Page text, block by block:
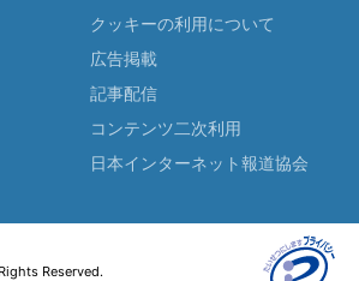
クッキーの利用について
広告掲載
記事配信
コンテンツ二次利用
日本インターネット報道協会
Reserved.